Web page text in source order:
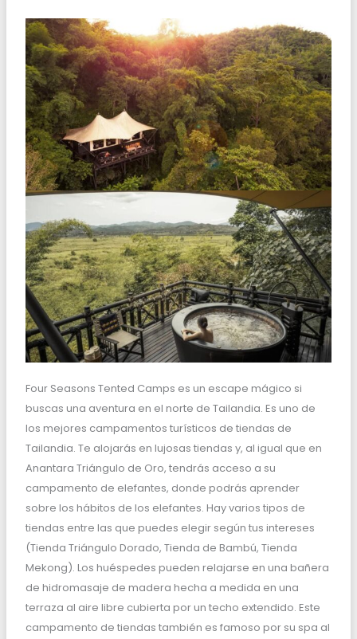
Four Seasons Tented Camps es un escape mágico si
buscas una aventura en el norte de Tailandia. Es uno de
los mejores campamentos turísticos de tiendas de
Tailandia. Te alojarás en lujosas tiendas y, al igual que en
Anantara Triángulo de Oro, tendrás acceso a su
campamento de elefantes, donde podrás aprender
sobre los hábitos de los elefantes. Hay varios tipos de
tiendas entre las que puedes elegir según tus intereses
(Tienda Triángulo Dorado, Tienda de Bambú, Tienda
Mekong). Los huéspedes pueden relajarse en una bañera
de hidromasaje de madera hecha a medida en una
terraza al aire libre cubierta por un techo extendido. Este
campamento de tiendas también es famoso por su spa al